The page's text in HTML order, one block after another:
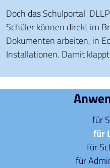
Doch das Schulportal
Schüler können direkt im
Dokumenten arbeiten, in
Installationen. Damit
für
für
für
für